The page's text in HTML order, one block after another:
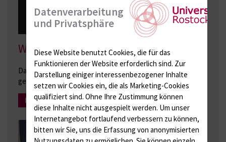
Wirbelsäulenorthopädie
Das Behandlungsspektrum der Wirbelsäule umfasst die
gesamte operative und konservative Orthopädie.
Mehr Infos
Datenverarbeitung
und Privatsphäre
Diese Website benutzt Cookies, die für das
Funktionieren der Website erforderlich sind. Zur
Darstellung einiger interessenbezogener Inhalte
setzen wir Cookies ein, die als Marketing-Cookies
qualifiziert sind. Ohne Ihre Zustimmung können
diese Inhalte nicht ausgespielt werden. Um unser
Internetangebot fortlaufend verbessern zu können,
bitten wir Sie, uns die Erfassung von anonymisierten